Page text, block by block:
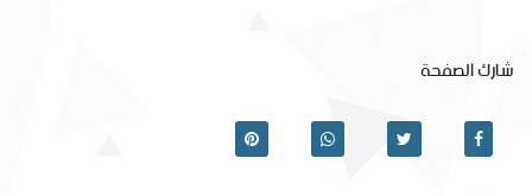
شارك الصفحة